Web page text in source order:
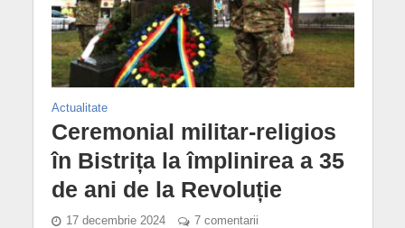
Actualitate
Ceremonial militar-religios
în Bistrița la împlinirea a 35
de ani de la Revoluție
17 decembrie 2024 7 comentarii